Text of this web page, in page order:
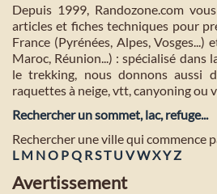
Depuis 1999, Randozone.com
articles et fiches techniques pour
France (Pyrénées, Alpes, Vosges...)
Maroc, Réunion...) : spécialisé dans
le trekking, nous donnons aussi
raquettes à neige, vtt, canyoning ou
Rechercher un sommet, lac, refuge...
Rechercher une ville qui commence
L M NO PQ RST U VWXYZ
Avertissement